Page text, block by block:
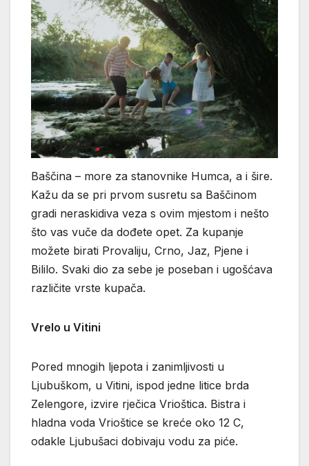
Baščina – more za stanovnike Humca, a i šire.
Kažu da se pri prvom susretu sa Baščinom
gradi neraskidiva veza s ovim mjestom i nešto
što vas vuče da dođete opet. Za kupanje
možete birati Provaliju, Crno, Jaz, Pjene i
Bililo. Svaki dio za sebe je poseban i ugošćava
različite vrste kupača.
Vrelo u Vitini
Pored mnogih ljepota i zanimljivosti u
Ljubuškom, u Vitini, ispod jedne litice brda
Zelengore, izvire rječica Vrioštica. Bistra i
hladna voda Vrioštice se kreće oko 12 C,
odakle Ljubušaci dobivaju vodu za piće.